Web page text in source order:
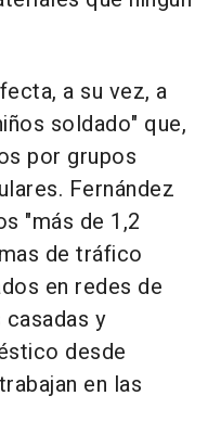
a su vez, a
soldado" que,
por grupos
Fernández
"más de 1,2
de tráfico
en redes de
y
desde
en las